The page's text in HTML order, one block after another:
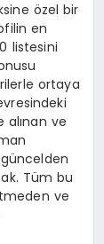
özel bir
en
listesini
ortaya
alınan ve
Tüm bu
ve